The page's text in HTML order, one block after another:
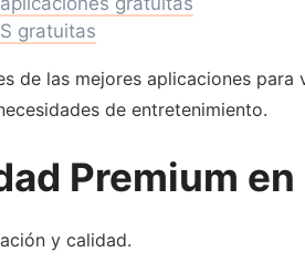
gratuitas
de las mejores aplicaciones
de entretenimiento.
Premium
y calidad.